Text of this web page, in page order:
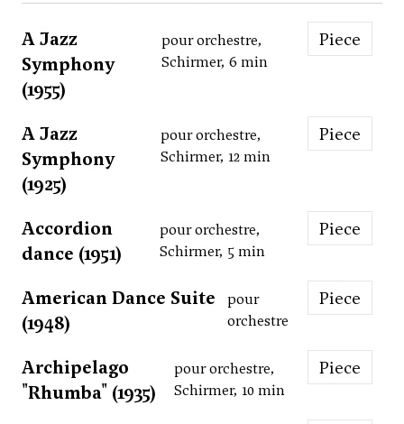
A Jazz
Symphony
(1955)
pour orchestre,
Schirmer, 6 min
Piece
A Jazz
Symphony
(1925)
pour orchestre,
Schirmer, 12 min
Piece
Accordion
dance (1951)
pour orchestre,
Schirmer, 5 min
Piece
American Dance Suite
(1948)
pour
orchestre
Piece
Archipelago
"Rhumba" (1935)
pour orchestre,
Schirmer, 10 min
Piece